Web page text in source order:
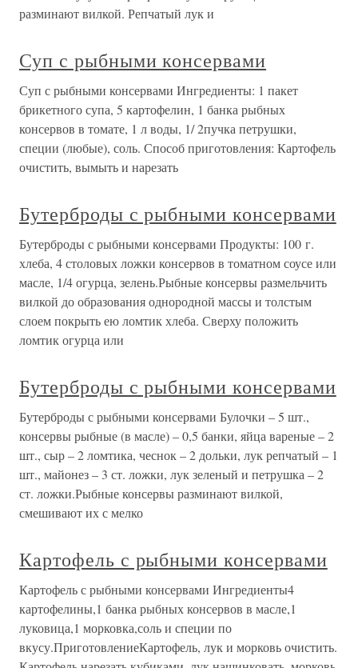
разминают вилкой. Репчатый лук и
Суп с рыбными консервами
Суп с рыбными консервами Ингредиенты: 1 пакет
брикетного супа, 5 картофелин, 1 банка рыбных
консервов в томате, 1 л воды, 1/ 2пучка петрушки,
специи (любые), соль. Способ приготовления: Картофель
очистить, вымыть и нарезать
Бутерброды с рыбными консервами
Бутерброды с рыбными консервами Продукты: 100 г.
хлеба, 4 столовых ложки консервов в томатном соусе или
масле, 1/4 огурца, зелень.Рыбные консервы размельчить
вилкой до образования однородной массы и толстым
слоем покрыть ею ломтик хлеба. Сверху положить
ломтик огурца или
Бутерброды с рыбными консервами
Бутерброды с рыбными консервами Булочки – 5 шт.,
консервы рыбные (в масле) – 0,5 банки, яйца вареные – 2
шт., сыр – 2 ломтика, чеснок – 2 дольки, лук репчатый – 1
шт., майонез – 3 ст. ложки, лук зеленый и петрушка – 2
ст. ложки.Рыбные консервы разминают вилкой,
смешивают их с мелко
Картофель с рыбными консервами
Картофель с рыбными консервами Ингредиенты4
картофелины,1 банка рыбных консервов в масле,1
луковица,1 морковка,соль и специи по
вкусу.ПриготовлениеКартофель, лук и морковь очистить.